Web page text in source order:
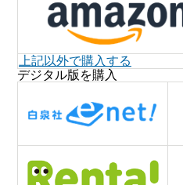
上記以外で購入する
デジタル版を購入